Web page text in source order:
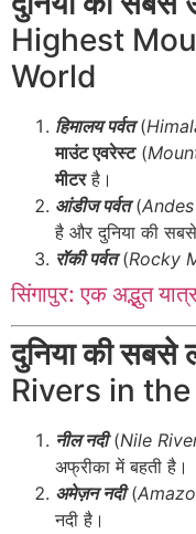
Highest
World
हिमालय पर्वत(
माउंट एवरेस्ट(
मीटरहै।
आंडीज पर्वत(
है और दुनिया की
रॉकी पर्वत(Rocky
सिंगापुर: एक अद्भुत
दुनिया की सबसे
Rivers in
नील नदी(Nile
अफ्रीका में बहती है।
अमेज़न नदी(
नदी है।